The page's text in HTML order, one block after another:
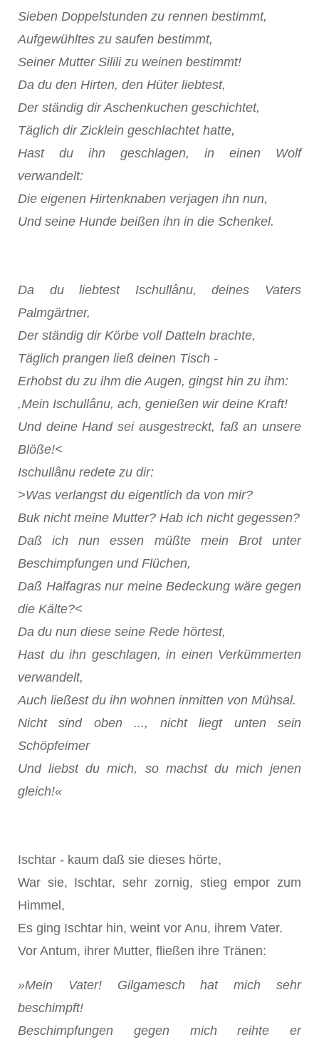
Sieben Doppelstunden zu rennen bestimmt,
Aufgewühltes zu saufen bestimmt,
Seiner Mutter Silili zu weinen bestimmt!
Da du den Hirten, den Hüter liebtest,
Der ständig dir Aschenkuchen geschichtet,
Täglich dir Zicklein geschlachtet hatte,
Hast du ihn geschlagen, in einen Wolf
verwandelt:
Die eigenen Hirtenknaben verjagen ihn nun,
Und seine Hunde beißen ihn in die Schenkel.
Da du liebtest Ischullânu, deines Vaters
Palmgärtner,
Der ständig dir Körbe voll Datteln brachte,
Täglich prangen ließ deinen Tisch -
Erhobst du zu ihm die Augen, gingst hin zu ihm:
,Mein Ischullânu, ach, genießen wir deine Kraft!
Und deine Hand sei ausgestreckt, faß an unsere
Blöße!<
Ischullânu redete zu dir:
>Was verlangst du eigentlich da von mir?
Buk nicht meine Mutter? Hab ich nicht gegessen?
Daß ich nun essen müßte mein Brot unter
Beschimpfungen und Flüchen,
Daß Halfagras nur meine Bedeckung wäre gegen
die Kälte?<
Da du nun diese seine Rede hörtest,
Hast du ihn geschlagen, in einen Verkümmerten
verwandelt,
Auch ließest du ihn wohnen inmitten von Mühsal.
Nicht sind oben ..., nicht liegt unten sein
Schöpfeimer
Und liebst du mich, so machst du mich jenen
gleich!«
Ischtar - kaum daß sie dieses hörte,
War sie, Ischtar, sehr zornig, stieg empor zum
Himmel,
Es ging Ischtar hin, weint vor Anu, ihrem Vater.
Vor Antum, ihrer Mutter, fließen ihre Tränen:
»Mein Vater! Gilgamesch hat mich sehr
beschimpft!
Beschimpfungen gegen mich reihte er